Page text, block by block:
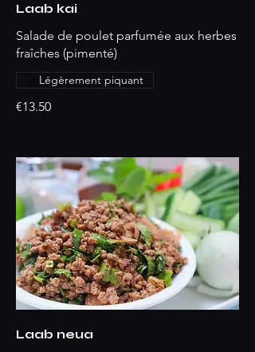
Laab kai
Salade de poulet parfumée aux herbes
fraîches (pimenté)
€13.50
Légèrement piquant
Laab neua